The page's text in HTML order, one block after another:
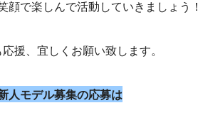
顔で楽しんで活動していきましょう！
援、宜しくお願い致します。
人モデル募集の応募は